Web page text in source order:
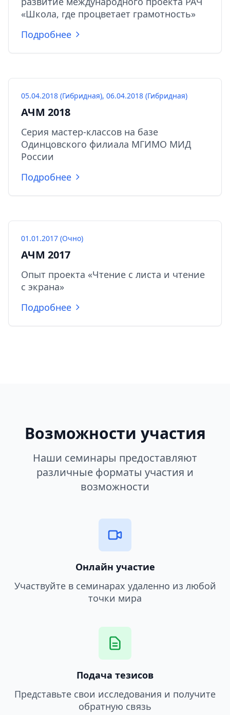
«Школа, где процветает грамотность»
Подробнее
05.04.2018 (Гибридная), 06.04.2018 (Гибридная)
АЧМ 2018
Серия мастер-классов на базе
Одинцовского филиала МГИМО МИД
России
Подробнее
01.01.2017 (Очно)
АЧМ 2017
Опыт проекта «Чтение с листа и чтение
с экрана»
Подробнее
Возможности участия
Наши семинары предоставляют
различные форматы участия и
возможности
Онлайн участие
Участвуйте в семинарах удаленно из любой
точки мира
Подача тезисов
Представьте свои исследования и получите
обратную связь